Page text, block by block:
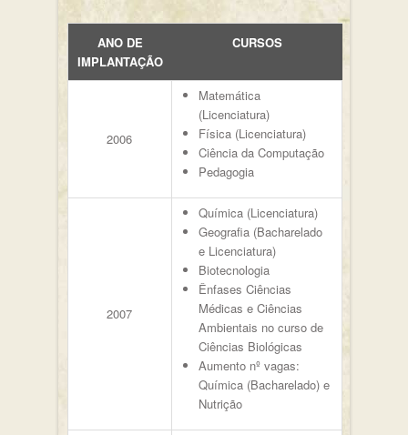
ANO DE
IMPLANTAÇÃO
CURSOS
2006
Matemática
(Licenciatura)
Física (Licenciatura)
Ciência da Computação
Pedagogia
2007
Química (Licenciatura)
Geografia (Bacharelado
e Licenciatura)
Biotecnologia
Ênfases Ciências
Médicas e Ciências
Ambientais no curso de
Ciências Biológicas
Aumento nº vagas:
Química (Bacharelado) e
Nutrição